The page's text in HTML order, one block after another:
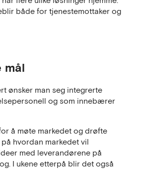
både for tjenestemottaker og
mål
ønsker man seg integrerte
og som innebærer
å møte markedet og drøfte
hvordan markedet vil
med leverandørene på
I ukene etterpå blir det også